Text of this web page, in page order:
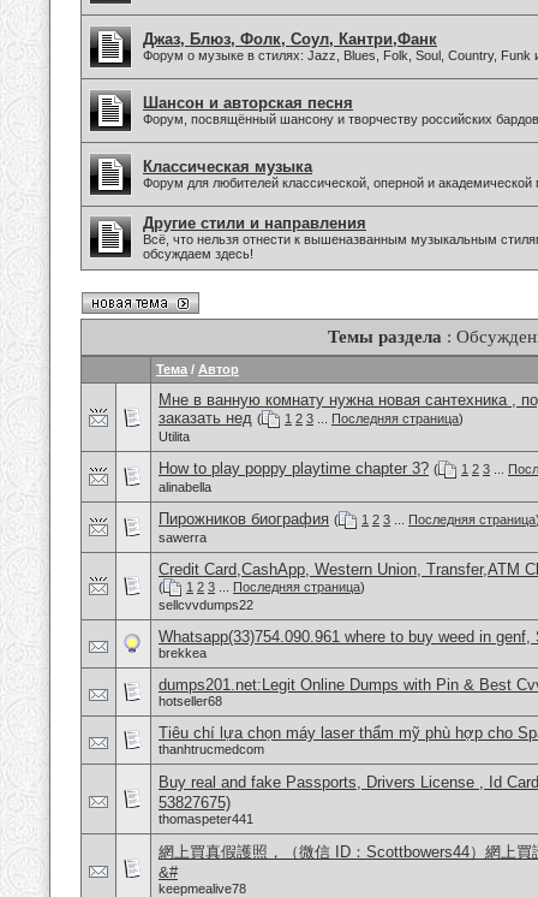
Джаз, Блюз, Фолк, Соул, Кантри,Фанк
Форум о музыке в стилях: Jazz, Blues, Folk, Soul, Country, Funk
Шансон и авторская песня
Форум, посвящённый шансону и творчеству российских
Классическая музыка
Форум для любителей классической, оперной и академической
Другие стили и направления
Всё, что нельзя отнести к вышеназванным музыкальным
обсуждаем здесь!
Темы раздела :
Тема / Автор
Мне в ванную комнату нужна новая сантехника ,
заказать нед ( 1 2 3 Последняя страница)
Utilita
How to play poppy playtime chapter 3? ( 1 2 3
alinabella
Пирожников биография ( 1 2 3 Последняя страница
sawerra
Credit Card,CashApp, Western Union, Transfer,ATM
( 1 2 3 Последняя страница)
sellcvvdumps22
Whatsapp(33)754.090.961 where to buy weed in genf,
brekkea
dumps201.net:Legit Online Dumps with Pin & Best
hotseller68
Tiêu chí lựa chọn máy laser thẩm mỹ phù hợp cho
thanhtrucmedcom
Buy real and fake Passports, Drivers License , Id
53827675)
thomaspeter441
網上買真假護照，（微信 ID：Scottbowers44）網上
&#
keepmealive78